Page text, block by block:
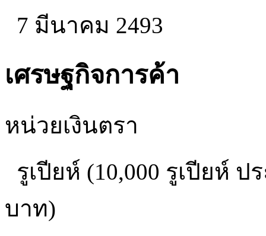
7 มีนาคม 2493
เศรษฐกิจการค้า
หน่วยเงินตรา
รูเปียห์ (10,000 รูเปียห์ ป
บาท)